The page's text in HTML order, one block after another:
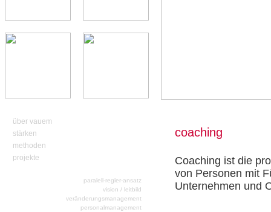
über vauem
stärken
methoden
projekte
paralell-regler-ansatz
vision / leitbild
veränderungsmanagement
personalmanagement
coaching
Coaching ist die
von Personen mit
Unternehmen und